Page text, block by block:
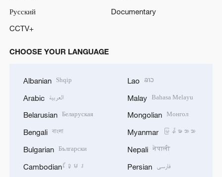
Русский
Documentary
CCTV+
CHOOSE YOUR LANGUAGE
Albanian Shqip
Arabic العربية
Belarusian Беларуская
Bengali বাংলা
Bulgarian Български
Cambodian ខ្មែរ
Lao ລາວ
Malay Bahasa Melayu
Mongolian Монгол
Myanmar မြန်မာဘာသာ
Nepali नेपाली
Persian فارسی